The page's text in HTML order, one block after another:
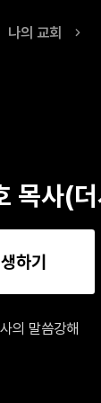
나의 교회
목사(
하기
의 말씀강해